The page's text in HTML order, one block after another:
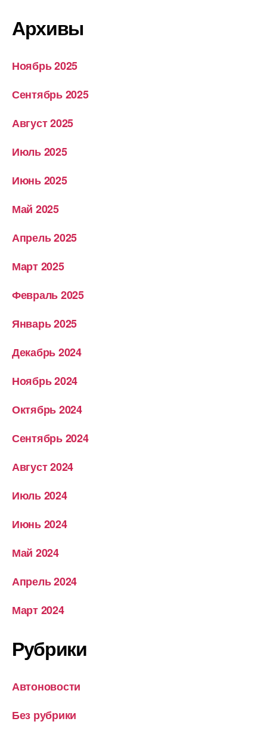
Архивы
Ноябрь 2025
Сентябрь 2025
Август 2025
Июль 2025
Июнь 2025
Май 2025
Апрель 2025
Март 2025
Февраль 2025
Январь 2025
Декабрь 2024
Ноябрь 2024
Октябрь 2024
Сентябрь 2024
Август 2024
Июль 2024
Июнь 2024
Май 2024
Апрель 2024
Март 2024
Рубрики
Автоновости
Без рубрики